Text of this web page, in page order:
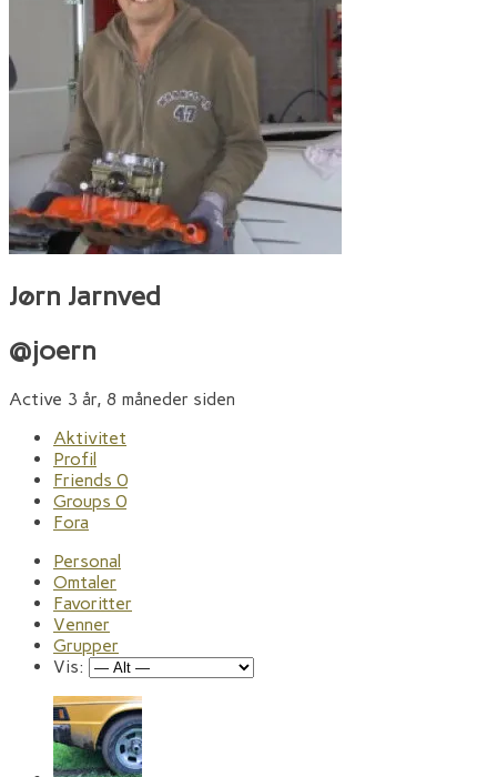
Jørn Jarnved
@joern
Active 3 år, 8 måneder siden
Aktivitet
Profil
Friends 0
Groups 0
Fora
Personal
Omtaler
Favoritter
Venner
Grupper
Vis: